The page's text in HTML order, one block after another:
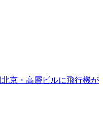
京・高層ビルに飛行機が